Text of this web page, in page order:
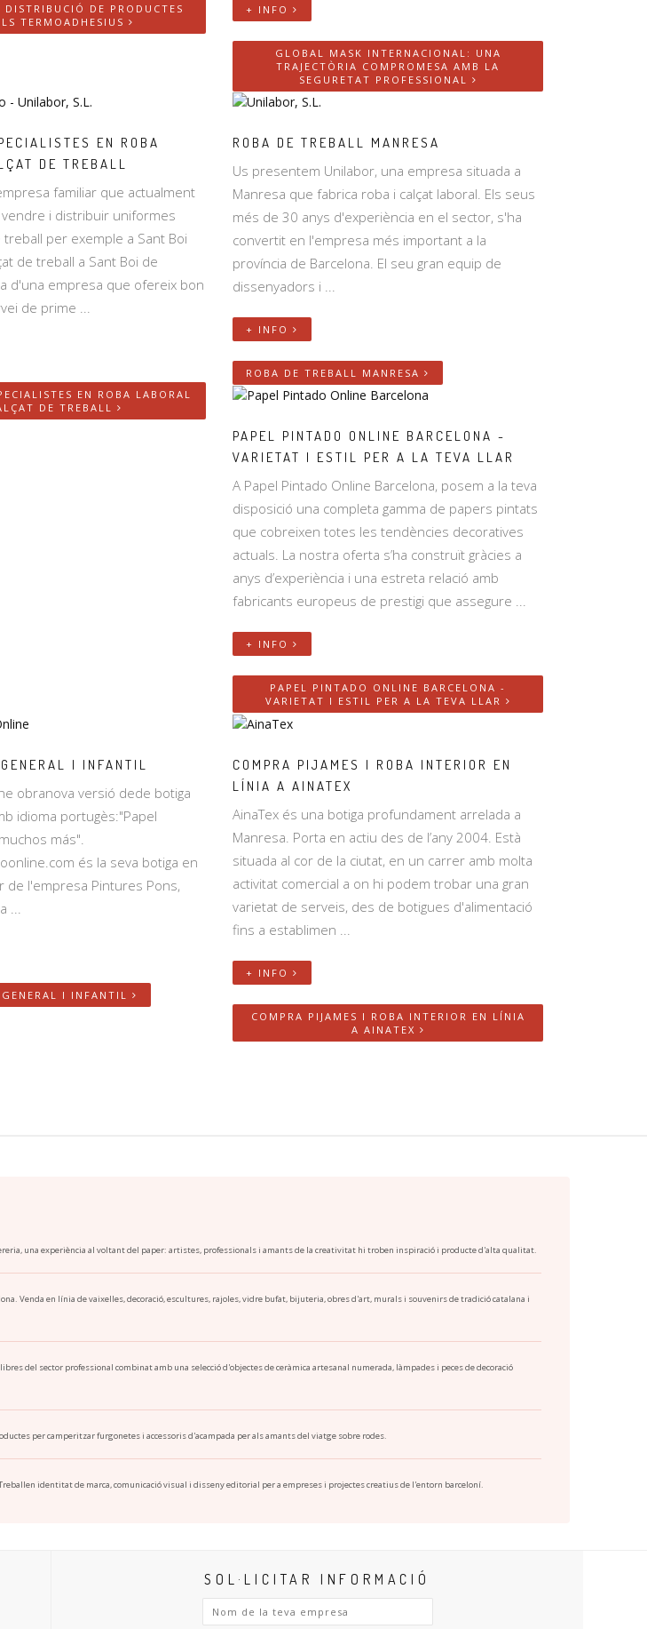
DE PRODUCTES
TERMOADHESIUS
+ INFO
GLOBAL MASK INTERNACIONAL: UNA
TRAJECTÒRIA COMPROMESA AMB LA
SEGURETAT PROFESSIONAL
EN ROBA
DE TREBALL
familiar que actualment
i distribuir uniformes
per exemple a Sant Boi
de treball a Sant Boi de
d'una empresa que ofereix bon
de prime ...
EN ROBA LABORAL
DE TREBALL
ROBA DE TREBALL MANRESA
Us presentem Unilabor, una empresa situada a
Manresa que fabrica roba i calçat laboral. Els seus
més de 30 anys d'experiència en el sector, s'ha
convertit en l'empresa més important a la
província de Barcelona. El seu gran equip de
dissenyadors i ...
+ INFO
ROBA DE TREBALL MANRESA
PAPEL PINTADO ONLINE BARCELONA -
VARIETAT I ESTIL PER A LA TEVA LLAR
A Papel Pintado Online Barcelona, posem a la teva
disposició una completa gamma de papers pintats
que cobreixen totes les tendències decoratives
actuals. La nostra oferta s’ha construït gràcies a
anys d’experiència i una estreta relació amb
fabricants europeus de prestigi que assegure ...
+ INFO
PAPEL PINTADO ONLINE BARCELONA -
VARIETAT I ESTIL PER A LA TEVA LLAR
I INFANTIL
obranova versió dede botiga
idioma portugès:"Papel
más".
és la seva botiga en
de l'empresa Pintures Pons,
I INFANTIL
COMPRA PIJAMES I ROBA INTERIOR EN
LÍNIA A AINATEX
AinaTex és una botiga profundament arrelada a
Manresa. Porta en actiu des de l’any 2004. Està
situada al cor de la ciutat, en un carrer amb molta
activitat comercial a on hi podem trobar una gran
varietat de serveis, des de botigues d'alimentació
fins a establimen ...
+ INFO
COMPRA PIJAMES I ROBA INTERIOR EN LÍNIA
A AINATEX
una experiència al voltant del paper: artistes, professionals i amants de la creativitat hi troben inspiració i producte d'alta qualitat.
Venda en línia de vaixelles, decoració, escultures, rajoles, vidre bufat, bijuteria, obres d'art, murals i souvenirs de tradició catalana i
del sector professional combinat amb una selecció d'objectes de ceràmica artesanal numerada, làmpades i peces de decoració
per camperitzar furgonetes i accessoris d'acampada per als amants del viatge sobre rodes.
identitat de marca, comunicació visual i disseny editorial per a empreses i projectes creatius de l'entorn barceloní.
SOL·LICITAR INFORMACIÓ